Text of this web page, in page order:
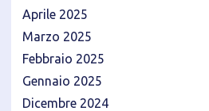
Aprile 2025
Marzo 2025
Febbraio 2025
Gennaio 2025
Dicembre 2024